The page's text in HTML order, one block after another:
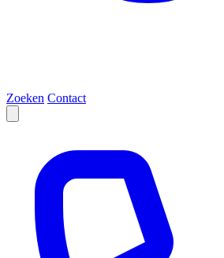
Zoeken Contact